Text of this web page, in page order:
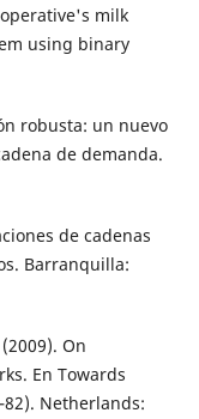
milk
using binary
robusta: un nuevo
de demanda.
de cadenas
Barranquilla:
On
En Towards
Netherlands: